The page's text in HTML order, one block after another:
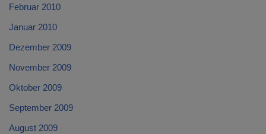
Februar 2010
Januar 2010
Dezember 2009
November 2009
Oktober 2009
September 2009
August 2009